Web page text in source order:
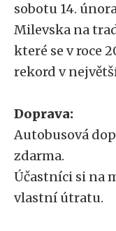
sobotu 14.
Milevska na
které se v roce
rekord v
Doprava:
Autobusová
zdarma.
Účastníci si na
vlastní útratu.